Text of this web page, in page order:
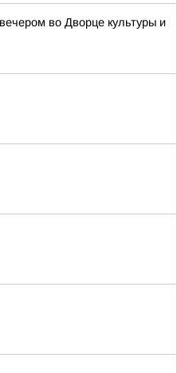
во Дворце культуры и